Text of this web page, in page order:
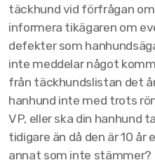
täckhund vid förfrågan
informera tikägaren om
defekter som
inte meddelar något
från täckhundslistan det
hanhund inte med trots
VP, eller ska din hanhund
tidigare än då den är 10
annat som inte stämmer?
Klubbaktiviteter
Grattis till Godkänt
Bli medlem
Styrelse och kommitteér